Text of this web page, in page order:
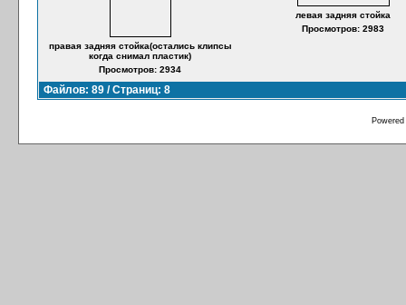
правая задняя стойка(остались клипсы
когда снимал пластик)
Просмотров: 2934
левая задняя стойка
Просмотров: 2983
Файлов: 89 / Страниц: 8